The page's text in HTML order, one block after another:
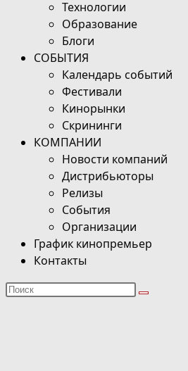
Технологии
Образование
Блоги
СОБЫТИЯ
Календарь событий
Фестивали
Кинорынки
Скрининги
КОМПАНИИ
Новости компаний
Дистрибьюторы
Релизы
События
Организации
График кинопремьер
Контакты
Поиск